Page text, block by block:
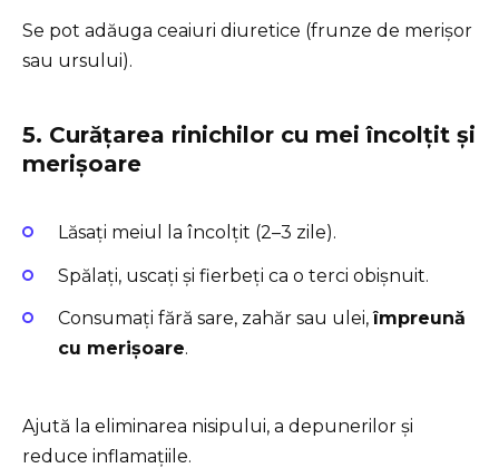
Se pot adăuga ceaiuri diuretice (frunze de merișor
sau ursului).
5. Curățarea rinichilor cu mei încolțit și
merișoare
Lăsați meiul la încolțit (2–3 zile).
Spălați, uscați și fierbeți ca o terci obișnuit.
Consumați fără sare, zahăr sau ulei,împreună
cu merișoare.
Ajută la eliminarea nisipului, a depunerilor și
reduce inflamațiile.